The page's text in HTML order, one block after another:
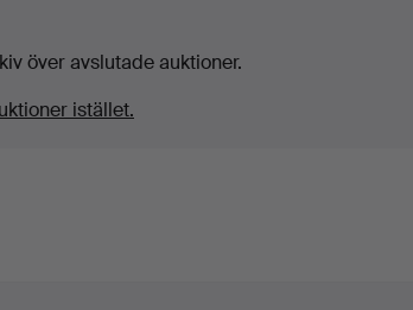
över avslutade auktioner.
istället.